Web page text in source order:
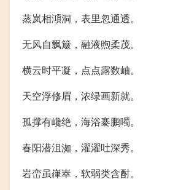
蒸岚相澒洞，表里忽通透。
无风自飘簸，融液煦柔茂。
横云时平凝，点点露数岫。
天空浮修眉，浓绿画新就。
孤撑有巉绝，海浴褰鹏噣。
春阳潜沮洳，濯濯吐深秀。
岩峦虽嵂崒，软弱类含酎。